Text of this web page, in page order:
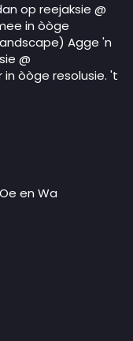
op reejaksie @
in òòge
Agge 'n
@
òòge resolusie. 't
en Wa